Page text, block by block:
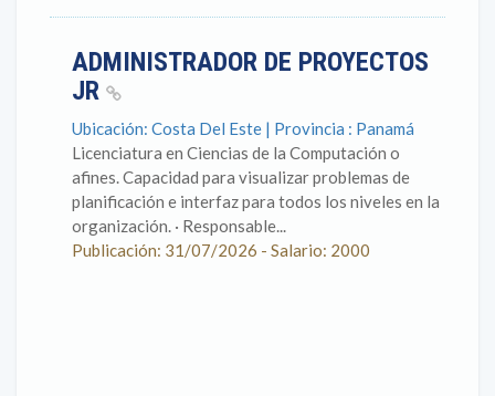
ADMINISTRADOR DE PROYECTOS
JR
Ubicación: Costa Del Este | Provincia : Panamá
Licenciatura en Ciencias de la Computación o
afines. Capacidad para visualizar problemas de
planificación e interfaz para todos los niveles en la
organización. · Responsable...
Publicación: 31/07/2026 - Salario: 2000